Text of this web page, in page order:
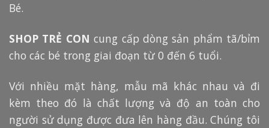
Bé.
SHOP TRẺ CON cung cấp dòng sản phẩm tã/bỉm
cho các bé trong giai đoạn từ 0 đến 6 tuổi.
Với nhiều mặt hàng, mẫu mã khác nhau và đi
kèm theo đó là chất lượng và độ an toàn cho
người sử dụng được đưa lên hàng đầu. Chúng tôi